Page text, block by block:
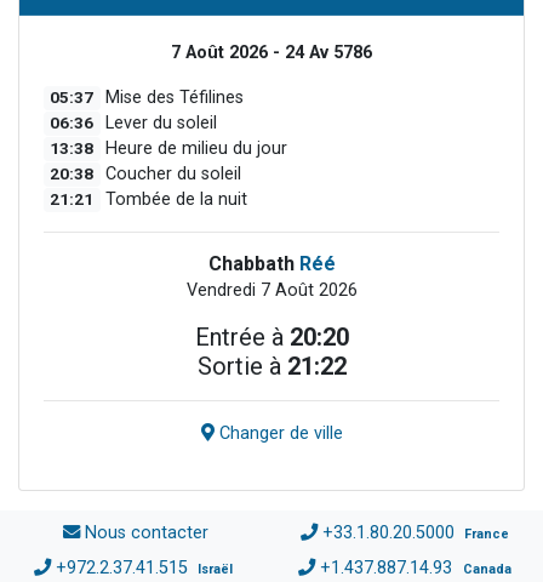
7 Août 2026 - 24 Av 5786
05:37 Mise des Téfilines
06:36 Lever du soleil
13:38 Heure de milieu du jour
20:38 Coucher du soleil
21:21 Tombée de la nuit
Chabbath Réé
Vendredi 7 Août 2026
Entrée à 20:20
Sortie à 21:22
Changer de ville
Nous contacter +33.1.80.20.5000 France
+972.2.37.41.515 Israël +1.437.887.14.93 Canada